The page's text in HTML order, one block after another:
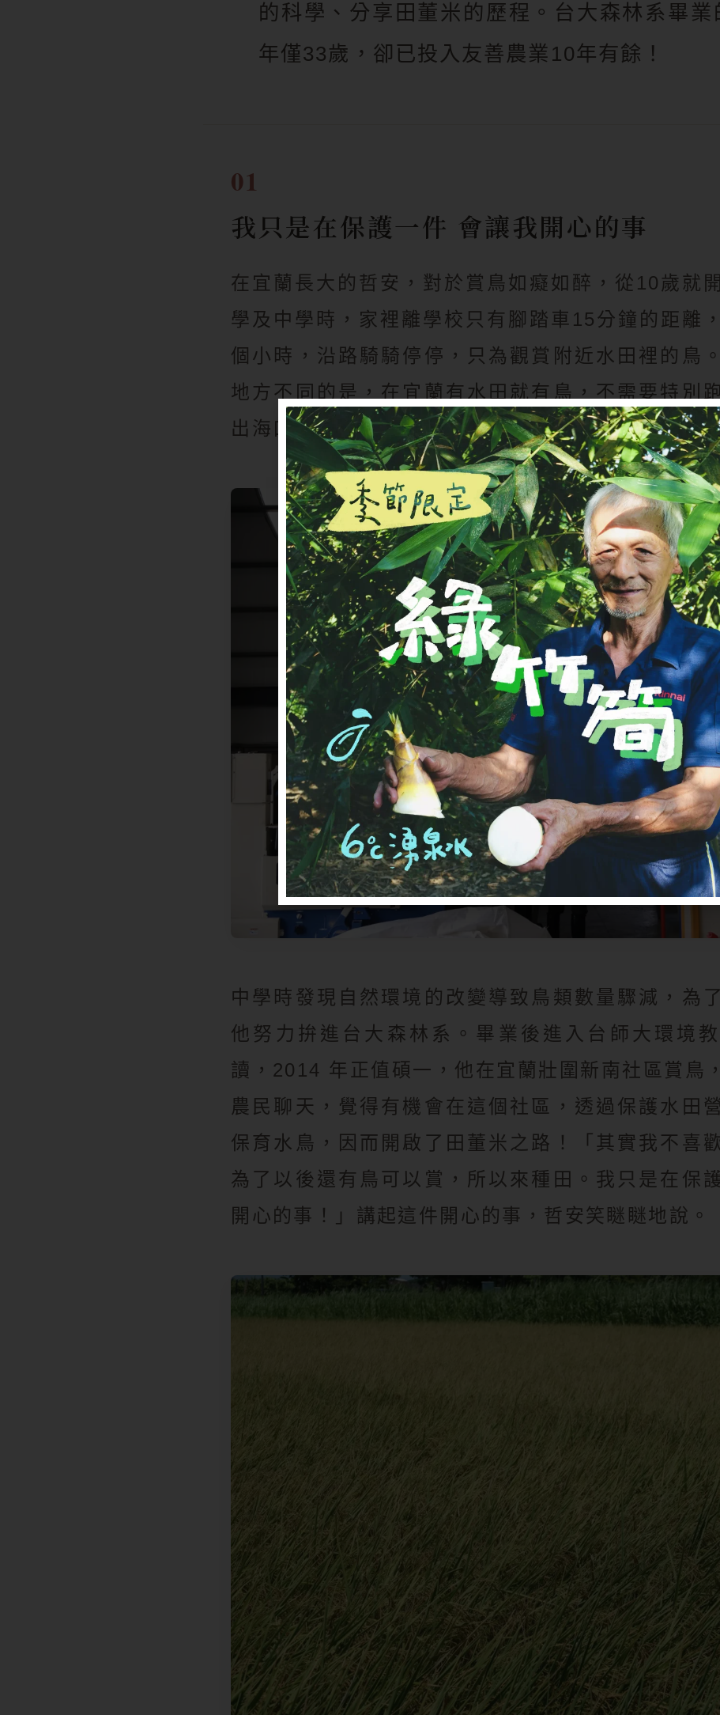
的科學、分享田董米的歷程。台大森林系畢業
年僅33歲，卻已投入友善農業10年有餘！
01
我只是在保護一件 會讓我開心的事
在宜蘭長大的哲安，對於賞鳥如癡如醉，從10歲就
學及中學時，家裡離學校只有腳踏車15分鐘的距離
個小時，沿路騎騎停停，只為觀賞附近水田裡的鳥
地方不同的是，在宜蘭有水田就有鳥，不需要特別
出海口等特定地點才能賞鳥。
中學時發現自然環境的改變導致鳥類數量驟減，為
他努力拚進台大森林系。畢業後進入台師大環境
讀，2014 年正值碩一，他在宜蘭壯圍新南社區賞鳥
農民聊天，覺得有機會在這個社區，透過保護水田
保育水鳥，因而開啟了田董米之路！「其實我不喜
為了以後還有鳥可以賞，所以來種田。我只是在保
開心的事！」講起這件開心的事，哲安笑瞇瞇地說。